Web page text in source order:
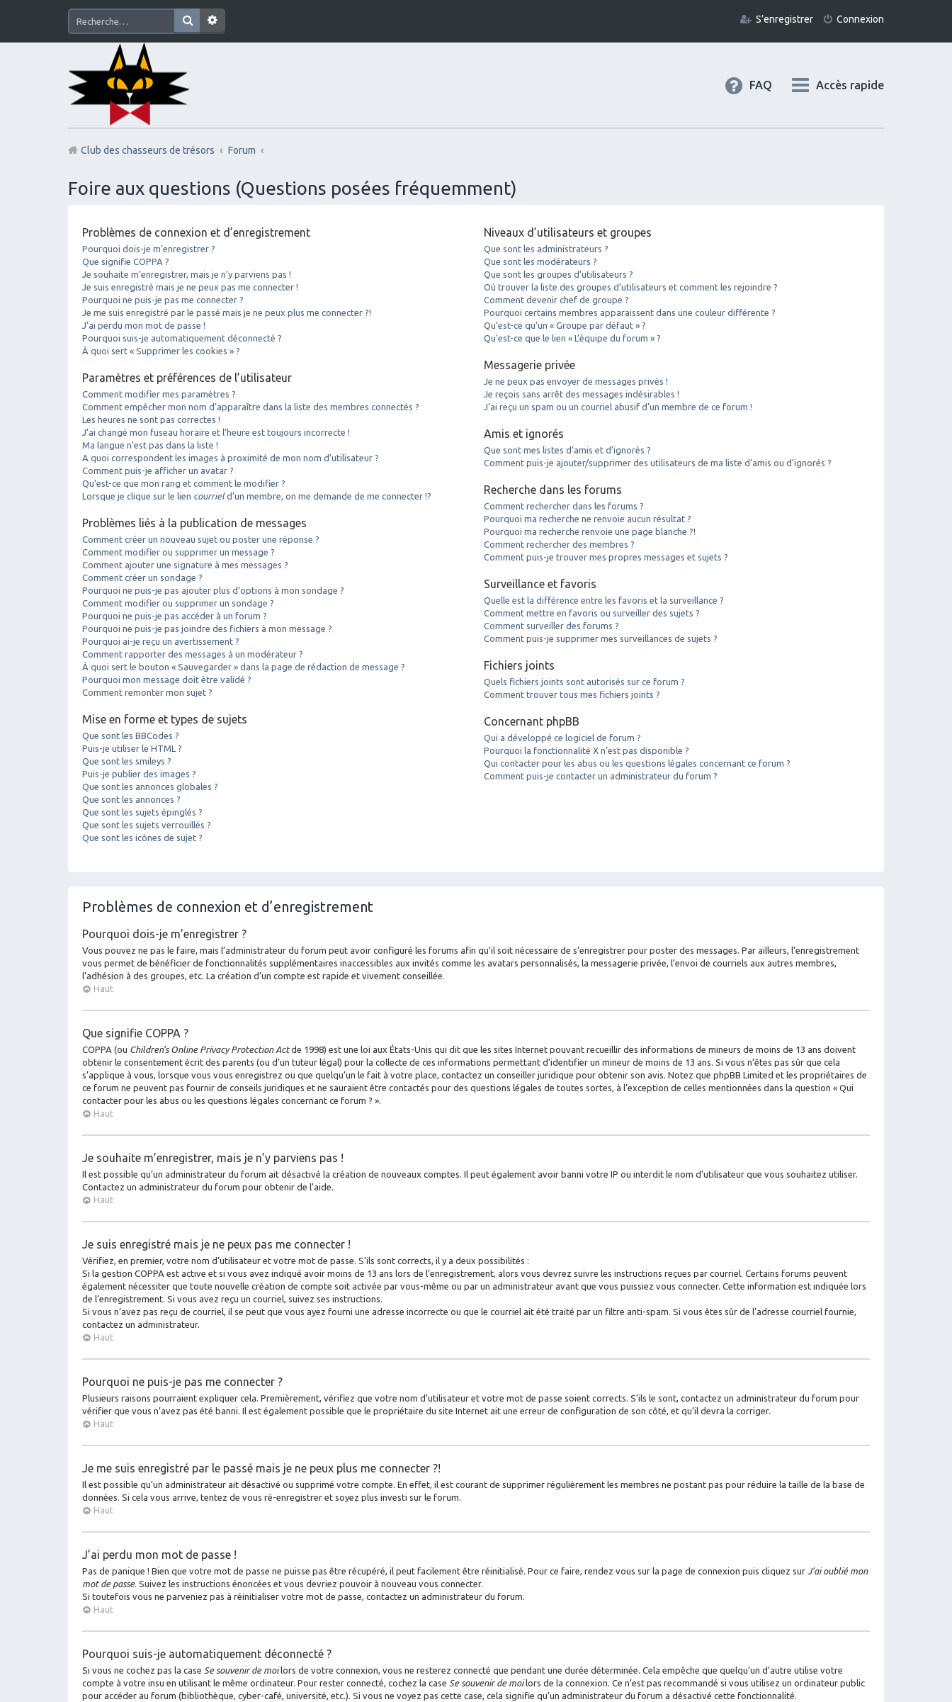
Connexion
S’enregistrer
Accès rapide
FAQ
Club des chasseurs de trésors Forum
Foire aux questions (Questions posées fréquemment)
Problèmes de connexion et d’enregistrement
Pourquoi dois-je m’enregistrer ?
Que signifie COPPA ?
Je souhaite m’enregistrer, mais je n’y parviens pas !
Je suis enregistré mais je ne peux pas me connecter !
Pourquoi ne puis-je pas me connecter ?
Je me suis enregistré par le passé mais je ne peux plus me connecter ?!
J’ai perdu mon mot de passe !
Pourquoi suis-je automatiquement déconnecté ?
À quoi sert « Supprimer les cookies » ?
Paramètres et préférences de l’utilisateur
Comment modifier mes paramètres ?
Comment empêcher mon nom d’apparaître dans la liste des membres connectés ?
Les heures ne sont pas correctes !
J’ai changé mon fuseau horaire et l’heure est toujours incorrecte !
Ma langue n’est pas dans la liste !
A quoi correspondent les images à proximité de mon nom d’utilisateur ?
Comment puis-je afficher un avatar ?
Qu’est-ce que mon rang et comment le modifier ?
Lorsque je clique sur le lien courrield’un membre, on me demande de me connecter !?
Problèmes liés à la publication de messages
Comment créer un nouveau sujet ou poster une réponse ?
Comment modifier ou supprimer un message ?
Comment ajouter une signature à mes messages ?
Comment créer un sondage ?
Pourquoi ne puis-je pas ajouter plus d’options à mon sondage ?
Comment modifier ou supprimer un sondage ?
Pourquoi ne puis-je pas accéder à un forum ?
Pourquoi ne puis-je pas joindre des fichiers à mon message ?
Pourquoi ai-je reçu un avertissement ?
Comment rapporter des messages à un modérateur ?
À quoi sert le bouton « Sauvegarder » dans la page de rédaction de message ?
Pourquoi mon message doit être validé ?
Comment remonter mon sujet ?
Mise en forme et types de sujets
Que sont les BBCodes ?
Puis-je utiliser le HTML ?
Que sont les smileys ?
Puis-je publier des images ?
Que sont les annonces globales ?
Que sont les annonces ?
Que sont les sujets épinglés ?
Que sont les sujets verrouillés ?
Que sont les icônes de sujet ?
Niveaux d’utilisateurs et groupes
Que sont les administrateurs ?
Que sont les modérateurs ?
Que sont les groupes d’utilisateurs ?
Où trouver la liste des groupes d’utilisateurs et comment les rejoindre ?
Comment devenir chef de groupe ?
Pourquoi certains membres apparaissent dans une couleur différente ?
Qu’est-ce qu’un « Groupe par défaut » ?
Qu’est-ce que le lien « L’équipe du forum » ?
Messagerie privée
Je ne peux pas envoyer de messages privés !
Je reçois sans arrêt des messages indésirables !
J’ai reçu un spam ou un courriel abusif d’un membre de ce forum !
Amis et ignorés
Que sont mes listes d’amis et d’ignorés ?
Comment puis-je ajouter/supprimer des utilisateurs de ma liste d’amis ou d’ignorés ?
Recherche dans les forums
Comment rechercher dans les forums ?
Pourquoi ma recherche ne renvoie aucun résultat ?
Pourquoi ma recherche renvoie une page blanche ?!
Comment rechercher des membres ?
Comment puis-je trouver mes propres messages et sujets ?
Surveillance et favoris
Quelle est la différence entre les favoris et la surveillance ?
Comment mettre en favoris ou surveiller des sujets ?
Comment surveiller des forums ?
Comment puis-je supprimer mes surveillances de sujets ?
Fichiers joints
Quels fichiers joints sont autorisés sur ce forum ?
Comment trouver tous mes fichiers joints ?
Concernant phpBB
Qui a développé ce logiciel de forum ?
Pourquoi la fonctionnalité X n’est pas disponible ?
Qui contacter pour les abus ou les questions légales concernant ce forum ?
Comment puis-je contacter un administrateur du forum ?
Problèmes de connexion et d’enregistrement
Pourquoi dois-je m’enregistrer ?
Vous pouvez ne pas le faire, mais l’administrateur du forum peut avoir configuré les forums afin qu’il soit nécessaire de s’enregistrer pour poster des messages. Par ailleurs, l’enregistrement
vous permet de bénéficier de fonctionnalités supplémentaires inaccessibles aux invités comme les avatars personnalisés, la messagerie privée, l’envoi de courriels aux autres membres,
l’adhésion à des groupes, etc. La création d’un compte est rapide et vivement conseillée.
Haut
Que signifie COPPA ?
COPPA (ou Children’s Online Privacy Protection Actde 1998) est une loi aux États-Unis qui dit que les sites Internet pouvant recueillir des informations de mineurs de moins de 13 ans doivent
obtenir le consentement écrit des parents (ou d’un tuteur légal) pour la collecte de ces informations permettant d’identifier un mineur de moins de 13 ans. Si vous n’êtes pas sûr que cela
s’applique à vous, lorsque vous vous enregistrez ou que quelqu’un le fait à votre place, contactez un conseiller juridique pour obtenir son avis. Notez que phpBB Limited et les propriétaires de
ce forum ne peuvent pas fournir de conseils juridiques et ne sauraient être contactés pour des questions légales de toutes sortes, à l’exception de celles mentionnées dans la question « Qui
contacter pour les abus ou les questions légales concernant ce forum ? ».
Haut
Je souhaite m’enregistrer, mais je n’y parviens pas !
Il est possible qu’un administrateur du forum ait désactivé la création de nouveaux comptes. Il peut également avoir banni votre IP ou interdit le nom d’utilisateur que vous souhaitez utiliser.
Contactez un administrateur du forum pour obtenir de l’aide.
Haut
Je suis enregistré mais je ne peux pas me connecter !
Vérifiez, en premier, votre nom d’utilisateur et votre mot de passe. S’ils sont corrects, il y a deux possibilités :
Si la gestion COPPA est active et si vous avez indiqué avoir moins de 13 ans lors de l’enregistrement, alors vous devrez suivre les instructions reçues par courriel. Certains forums peuvent
également nécessiter que toute nouvelle création de compte soit activée par vous-même ou par un administrateur avant que vous puissiez vous connecter. Cette information est indiquée lors
de l’enregistrement. Si vous avez reçu un courriel, suivez ses instructions.
Si vous n’avez pas reçu de courriel, il se peut que vous ayez fourni une adresse incorrecte ou que le courriel ait été traité par un filtre anti-spam. Si vous êtes sûr de l’adresse courriel fournie,
contactez un administrateur.
Haut
Pourquoi ne puis-je pas me connecter ?
Plusieurs raisons pourraient expliquer cela. Premièrement, vérifiez que votre nom d’utilisateur et votre mot de passe soient corrects. S’ils le sont, contactez un administrateur du forum pour
vérifier que vous n’avez pas été banni. Il est également possible que le propriétaire du site Internet ait une erreur de configuration de son côté, et qu’il devra la corriger.
Haut
Je me suis enregistré par le passé mais je ne peux plus me connecter ?!
Il est possible qu’un administrateur ait désactivé ou supprimé votre compte. En effet, il est courant de supprimer régulièrement les membres ne postant pas pour réduire la taille de la base de
données. Si cela vous arrive, tentez de vous ré-enregistrer et soyez plus investi sur le forum.
Haut
J’ai perdu mon mot de passe !
Pas de panique ! Bien que votre mot de passe ne puisse pas être récupéré, il peut facilement être réinitialisé. Pour ce faire, rendez vous sur la page de connexion puis cliquez sur J’ai oublié mon
mot de passe. Suivez les instructions énoncées et vous devriez pouvoir à nouveau vous connecter.
Si toutefois vous ne parveniez pas à réinitialiser votre mot de passe, contactez un administrateur du forum.
Haut
Pourquoi suis-je automatiquement déconnecté ?
Si vous ne cochez pas la case Se souvenir de moilors de votre connexion, vous ne resterez connecté que pendant une durée déterminée. Cela empêche que quelqu’un d’autre utilise votre
compte à votre insu en utilisant le même ordinateur. Pour rester connecté, cochez la case Se souvenir de moilors de la connexion. Ce n’est pas recommandé si vous utilisez un ordinateur public
pour accéder au forum (bibliothèque, cyber-café, université, etc.). Si vous ne voyez pas cette case, cela signifie qu’un administrateur du forum a désactivé cette fonctionnalité.